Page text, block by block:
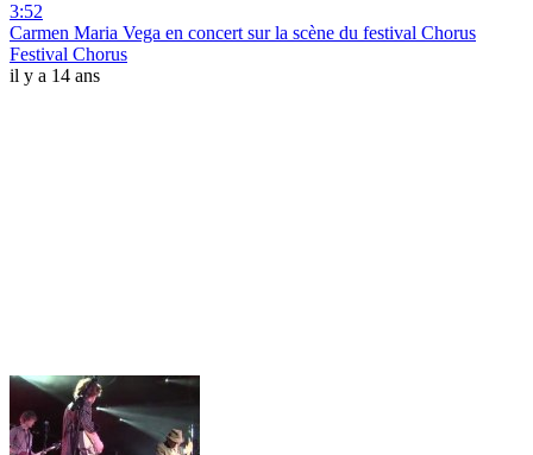
3:52
Carmen Maria Vega en concert sur la scène du festival Chorus
Festival Chorus
il y a 14 ans